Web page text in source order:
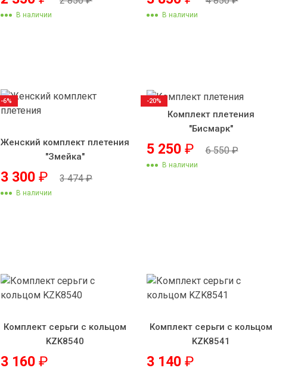
В наличии В наличии
Женский комплект плетения
"Змейка"
3 300 ₽ 3 474₽
В наличии
-6%
Комплект плетения
"Бисмарк"
5 250 ₽ 6 550₽
В наличии
-20%
Комплект серьги с кольцом
KZK8540
3 160 ₽
Комплект серьги с кольцом
KZK8541
3 140 ₽